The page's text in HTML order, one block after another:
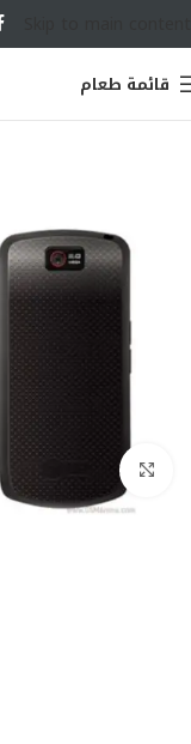
قائمة طعام
انقر للتكبير